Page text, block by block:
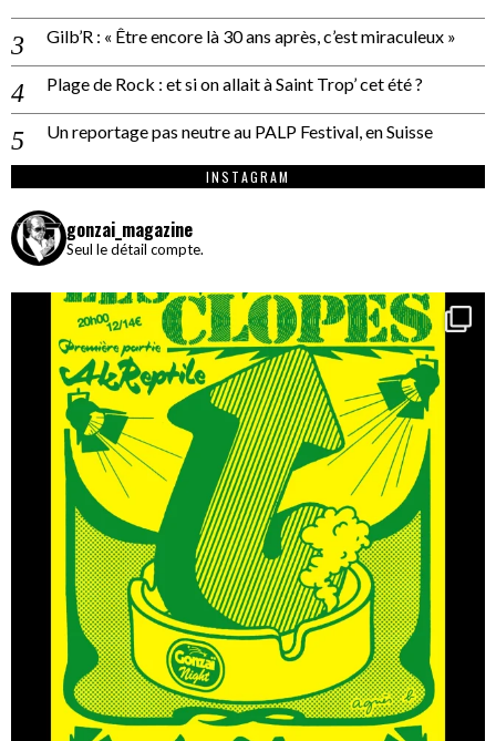
Gilb’R : « Être encore là 30 ans après, c’est miraculeux »
Plage de Rock : et si on allait à Saint Trop’ cet été ?
Un reportage pas neutre au PALP Festival, en Suisse
INSTAGRAM
gonzai_magazine
Seul le détail compte.